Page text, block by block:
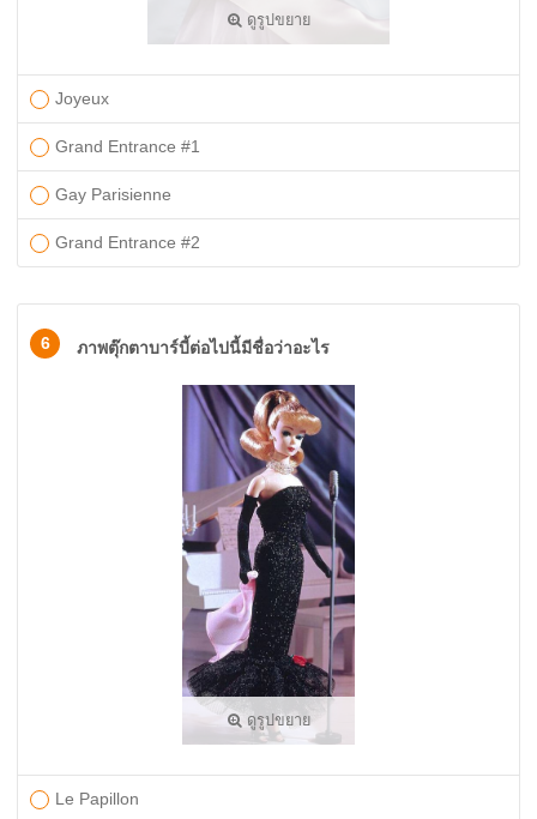
ดูรูปขยาย
Joyeux
​Grand Entrance #1
Gay Parisienne
Grand Entrance #2
6 ภาพตุ๊กตาบาร์บี้ต่อไปนี้มีชื่อว่าอะไร
ดูรูปขยาย
Le Papillon